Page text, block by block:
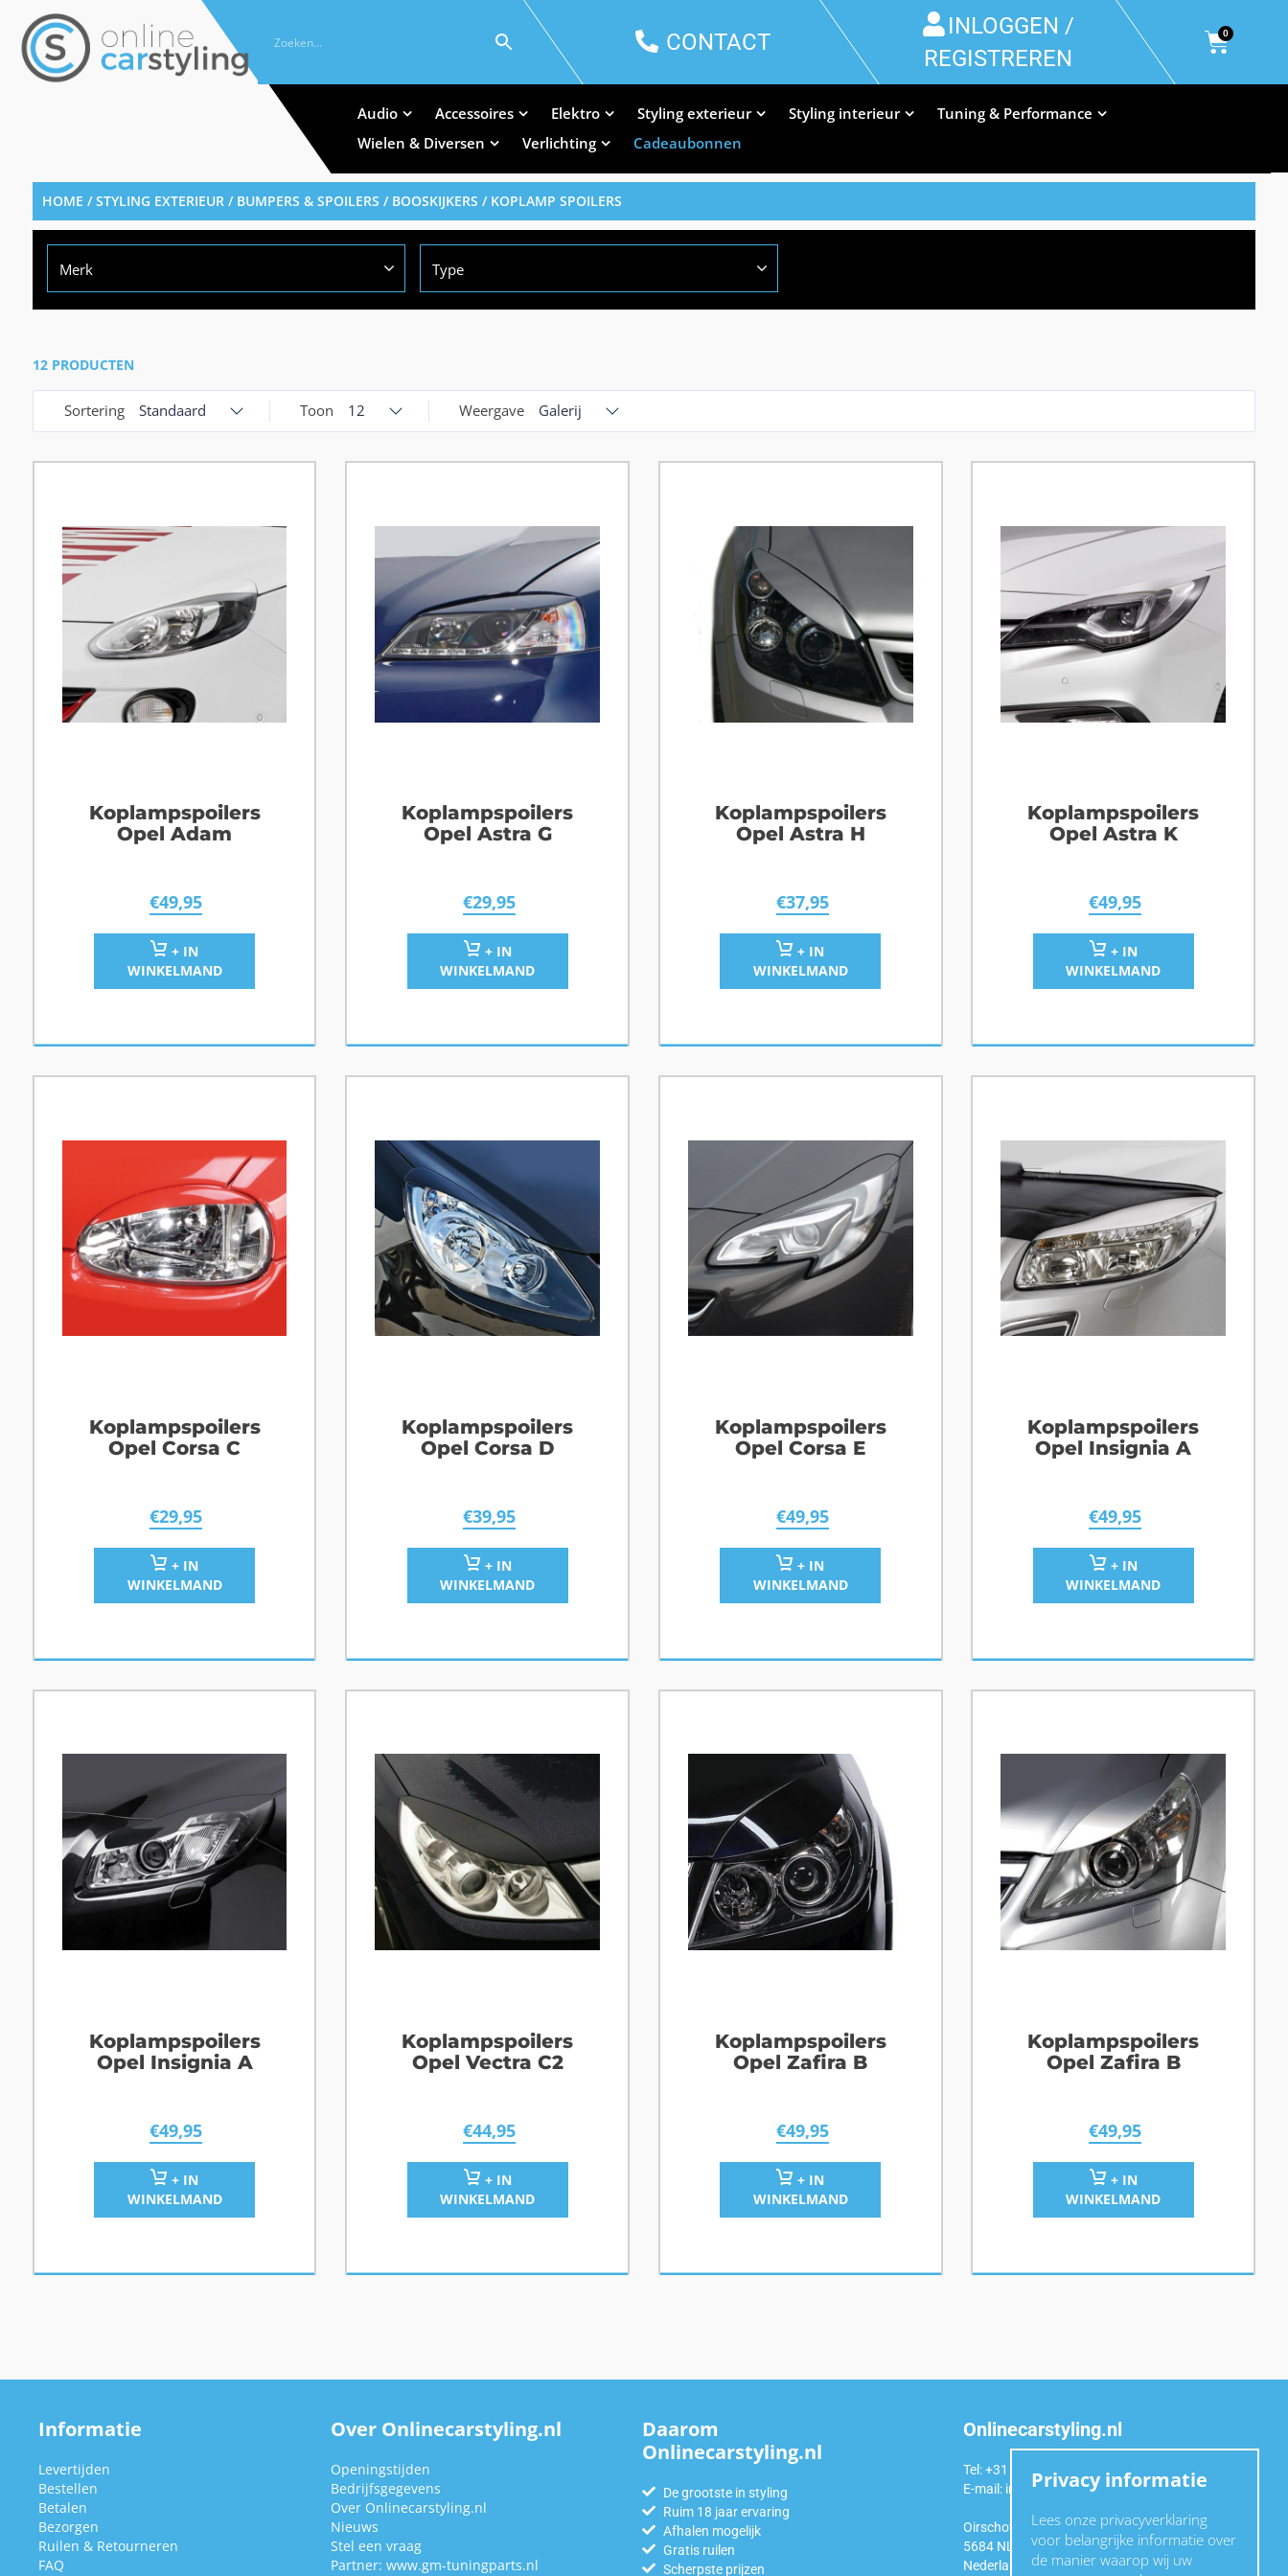
CONTACT
INLOGGEN /
REGISTREREN
0
Audio Accessoires Elektro Styling exterieur Styling interieur
Tuning & Performance
Wielen & Diversen
Verlichting Cadeaubonnen
HOME /STYLING EXTERIEUR/ BUMPERS & SPOILERS / BOOSKIJKERS / KOPLAMP SPOILERS
Merk Type
12 PRODUCTEN
Sortering Standaard Toon 12 Weergave Galerij
Koplampspoilers
Opel Adam
€49,95
+ IN
WINKELMAND
Koplampspoilers
Opel Astra G
€29,95
+ IN
WINKELMAND
Koplampspoilers
Opel Astra H
€37,95
+ IN
WINKELMAND
Koplampspoilers
Opel Astra K
€49,95
+ IN
WINKELMAND
Koplampspoilers
Opel Corsa C
€29,95
+ IN
WINKELMAND
Koplampspoilers
Opel Corsa D
€39,95
+ IN
WINKELMAND
Koplampspoilers
Opel Corsa E
€49,95
+ IN
WINKELMAND
Koplampspoilers
Opel Insignia A
€49,95
+ IN
WINKELMAND
Koplampspoilers
Opel Insignia A
€49,95
+ IN
WINKELMAND
Koplampspoilers
Opel Vectra C2
€44,95
+ IN
WINKELMAND
Koplampspoilers
Opel Zafira B
€49,95
+ IN
WINKELMAND
Koplampspoilers
Opel Zafira B
€49,95
+ IN
WINKELMAND
Informatie
Levertijden
Bestellen
Betalen
Bezorgen
Ruilen & Retourneren
FAQ
Over Onlinecarstyling.nl
Openingstijden
Bedrijfsgegevens
Over Onlinecarstyling.nl
Nieuws
Stel een vraag
Partner: www.gm-tuningparts.nl
Daarom
Onlinecarstyling.nl
De grootste in styling
Ruim 18 jaar ervaring
Afhalen mogelijk
Gratis ruilen
Scherpste prijzen
Onlinecarstyling.nl
Tel: +31 (0)6 54 98 49 99
E-mail: info@onlinecarstyling.nl
Oirschotseweg 92a
5684 NL Best
Nederland
Privacy informatie
Lees onze privacyverklaring
voor belangrijke informatie over
de manier waarop wij uw